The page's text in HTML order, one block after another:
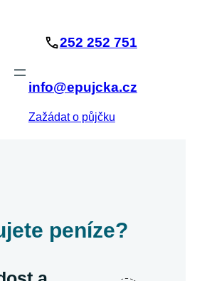
252 252 751
info@epujcka.cz
Zažádat o půjčku
peníze?